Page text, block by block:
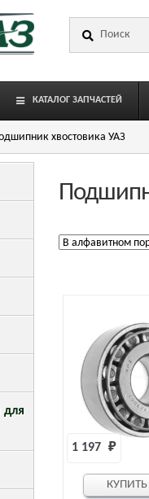
КАТАЛОГ ЗАПЧАСТЕЙ
хвостовика УАЗ
1 197 ₽
КУПИТЬ
для